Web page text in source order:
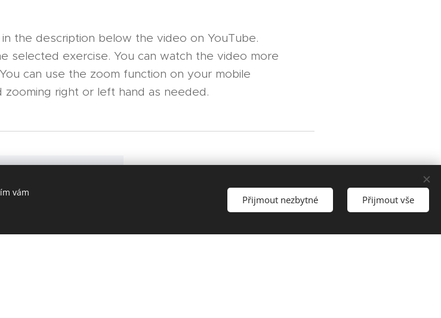
the description below the video on YouTube.
selected exercise. You can watch the video more
can use the zoom function on your mobile
right or left hand as needed.
vám
Přijmout nezbytné Přijmout vše